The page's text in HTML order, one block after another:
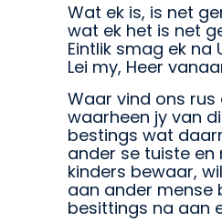
Wat ek is, is net
wat ek het is net
Eintlik smag ek na
Lei my, Heer
Waar vind ons rus
waarheen jy van
bestings wat
ander se tuiste
kinders bewaar,
aan ander mense
besittings na aan